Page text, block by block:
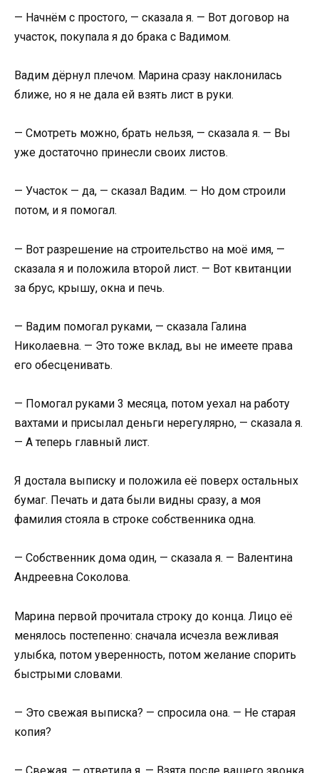
— Начнём с простого, — сказала я. — Вот договор на
участок, покупала я до брака с Вадимом.
Вадим дёрнул плечом. Марина сразу наклонилась
ближе, но я не дала ей взять лист в руки.
— Смотреть можно, брать нельзя, — сказала я. — Вы
уже достаточно принесли своих листов.
— Участок — да, — сказал Вадим. — Но дом строили
потом, и я помогал.
— Вот разрешение на строительство на моё имя, —
сказала я и положила второй лист. — Вот квитанции
за брус, крышу, окна и печь.
— Вадим помогал руками, — сказала Галина
Николаевна. — Это тоже вклад, вы не имеете права
его обесценивать.
— Помогал руками 3 месяца, потом уехал на работу
вахтами и присылал деньги нерегулярно, — сказала я.
— А теперь главный лист.
Я достала выписку и положила её поверх остальных
бумаг. Печать и дата были видны сразу, а моя
фамилия стояла в строке собственника одна.
— Собственник дома один, — сказала я. — Валентина
Андреевна Соколова.
Марина первой прочитала строку до конца. Лицо её
менялось постепенно: сначала исчезла вежливая
улыбка, потом уверенность, потом желание спорить
быстрыми словами.
— Это свежая выписка? — спросила она. — Не старая
копия?